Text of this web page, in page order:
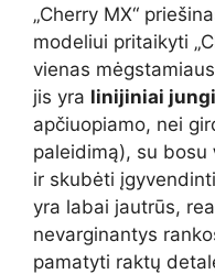
„Cherry MX“
modeliui pritaikyti
vienas
jis yra linijiniai
apčiuopiamo, nei
paleidimą), su bosu
ir skubėti įgyvendinti
yra labai jautrūs,
nevarginantys
pamatyti raktų